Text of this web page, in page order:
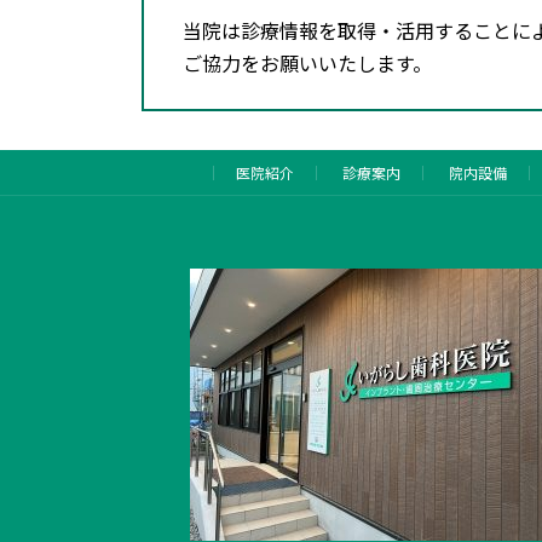
当院は診療情報を取得・活用すること
ご協力をお願いいたします。
医院紹介 診療案内 院内設備